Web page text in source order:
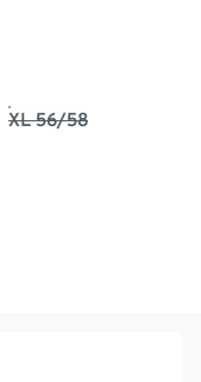
XL 56/58